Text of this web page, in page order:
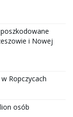
i Nowej
Ropczycach
osób